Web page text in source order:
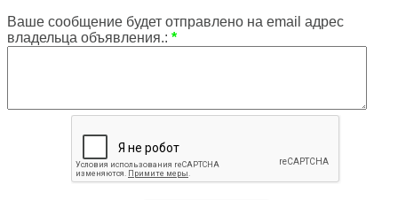
Ваше сообщение будет отправлено на email адрес
владельца объявления.: *